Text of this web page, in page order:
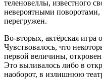
теленовеллы, известного
невероятными
перегружен.
Во-вторых, актёрская игра
Чувствовалось, что
первой величины,
Это выливалось либо в
наоборот, в излишнюю